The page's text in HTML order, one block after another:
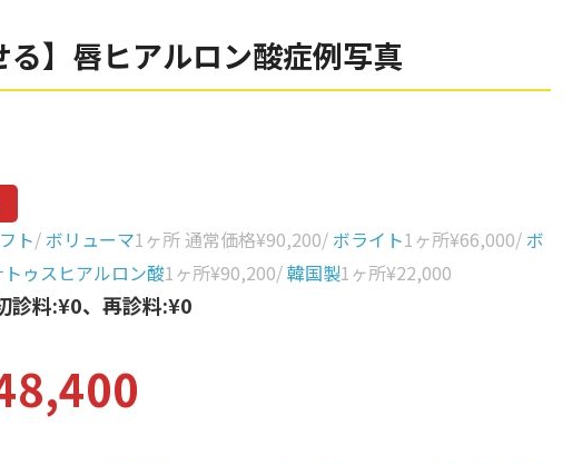
る】唇ヒアルロン酸症例写真
ト/ ボリューマ1ヶ所 通常価格¥90,200/ ボライト1ヶ所¥66,000/ ボ
トゥスヒアルロン酸1ヶ所¥90,200/韓国製1ヶ所¥22,000
診料:¥0、再診料:¥0